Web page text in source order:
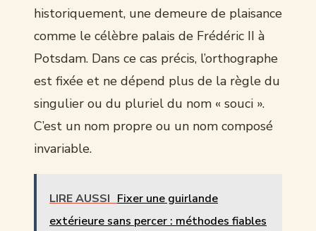
historiquement, une demeure de plaisance
comme le célèbre palais de Frédéric II à
Potsdam. Dans ce cas précis, l’orthographe
est fixée et ne dépend plus de la règle du
singulier ou du pluriel du nom « souci ».
C’est un nom propre ou un nom composé
invariable.
LIRE AUSSI Fixer une guirlande
extérieure sans percer : méthodes fiables